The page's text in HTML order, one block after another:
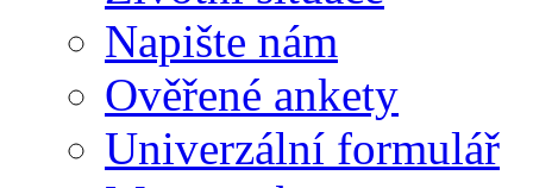
Napište nám
Ověřené ankety
Univerzální formulář